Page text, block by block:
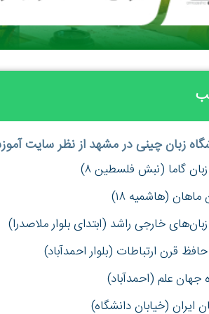
زبان چینی در مشهد از نظر سایت
گاما (نبش فلسطین ۸)
ماهان (هاشمیه ۱۸)
خارجی راشد (ابتدای بلوار ملاصدرا)
قرن ارتباطات (بلوار احمدآباد)
جهان علم (احمدآباد)
ایران (خیابان دانشگاه)